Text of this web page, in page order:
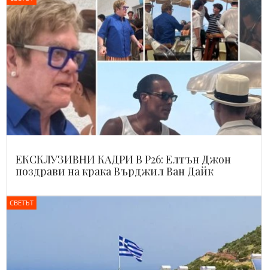
ЕКСКЛУЗИВНИ КАДРИ В Р26: Елтън Джон
поздрави на крака Върджил Ван Дайк
СВЕТЪТ